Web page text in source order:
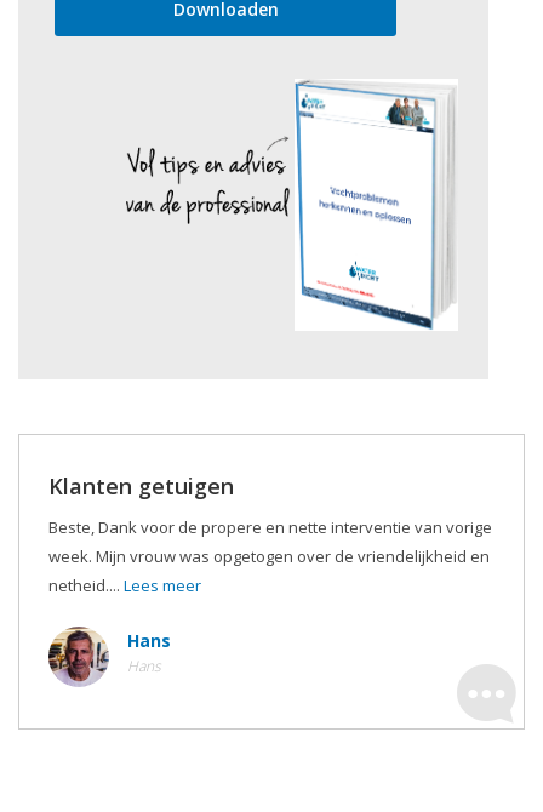
Klanten getuigen
Beste, Dank voor de propere en nette interventie van vorige
week. Mijn vrouw was opgetogen over de vriendelijkheid en
netheid.... Lees meer
Hans
Hans